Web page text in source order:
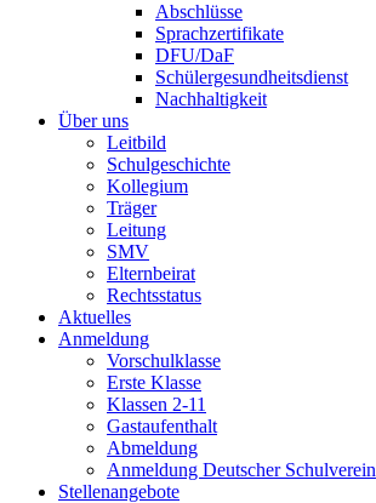
Abschlüsse
Sprachzertifikate
DFU/DaF
Schülergesundheitsdienst
Nachhaltigkeit
Über uns
Leitbild
Schulgeschichte
Kollegium
Träger
Leitung
SMV
Elternbeirat
Rechtsstatus
Aktuelles
Anmeldung
Vorschulklasse
Erste Klasse
Klassen 2-11
Gastaufenthalt
Abmeldung
Anmeldung Deutscher Schulverein
Stellenangebote